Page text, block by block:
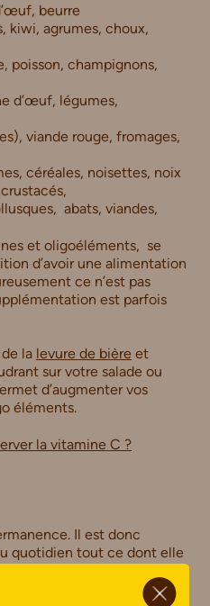
beurre
kiwi, agrumes, choux,
poisson, champignons,
d’œuf, légumes,
viande rouge, fromages,
céréales, noisettes, noix
abats, viandes,
et oligoéléments, se
d’avoir une alimentation
ce n’est pas
est parfois
la levure de bière et
sur votre salade ou
d’augmenter vos
éléments.
la vitamine C ?
Il est donc
quotidien tout ce dont elle